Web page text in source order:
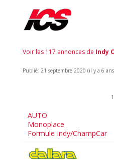
Voir les 117 annonces de Indy
Publié: 21 septembre 2020 (il y a 6
1
AUTO
Monoplace
Formule Indy/ChampCar